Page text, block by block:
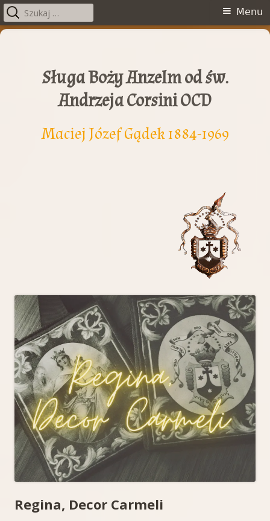
Przeskocz
Sługa Boży Anzelm od św.
Andrzeja Corsini OCD
Maciej Józef Gądek 1884-1969
Menu
główne
Menu
Szukaj:
Regina, Decor Carmeli